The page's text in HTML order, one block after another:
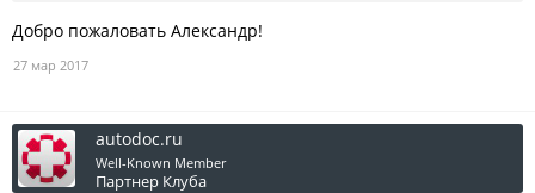
Добро пожаловать Александр!
27 мар 2017
autodoc.ru
Well-Known Member
Партнер Клуба